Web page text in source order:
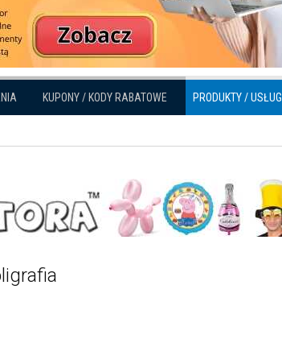
KUPONY / KODY RABATOWE PRODUKTY / USŁUGI